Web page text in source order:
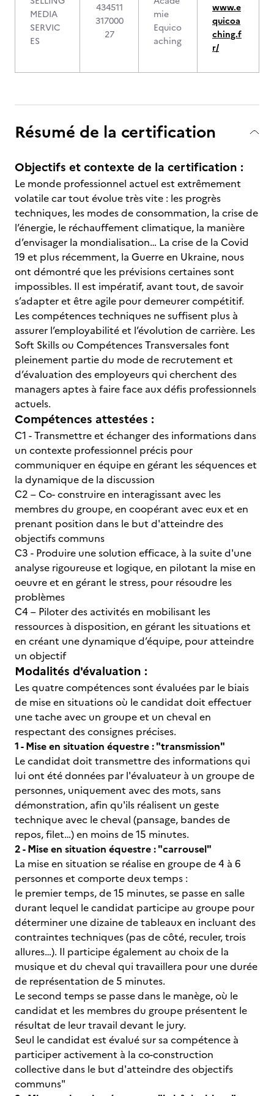
MEDIA
SERVIC
ES
434511
317000
27
mie
Equico
aching
www.e
quicoa
ching.f
r/
Résumé de la certification
Objectifs et contexte de la certification :
Le monde professionnel actuel est extrêmement
volatile car tout évolue très vite : les progrès
techniques, les modes de consommation, la crise de
l’énergie, le réchauffement climatique, la manière
d’envisager la mondialisation… La crise de la Covid
19 et plus récemment, la Guerre en Ukraine, nous
ont démontré que les prévisions certaines sont
impossibles. Il est impératif, avant tout, de savoir
s’adapter et être agile pour demeurer compétitif.
Les compétences techniques ne suffisent plus à
assurer l’employabilité et l’évolution de carrière. Les
Soft Skills ou Compétences Transversales font
pleinement partie du mode de recrutement et
d’évaluation des employeurs qui cherchent des
managers aptes à faire face aux défis professionnels
actuels.
Compétences attestées :
C1 - Transmettre et échanger des informations dans
un contexte professionnel précis pour
communiquer en équipe en gérant les séquences et
la dynamique de la discussion
C2 – Co- construire en interagissant avec les
membres du groupe, en coopérant avec eux et en
prenant position dans le but d'atteindre des
objectifs communs
C3 - Produire une solution efficace, à la suite d'une
analyse rigoureuse et logique, en pilotant la mise en
oeuvre et en gérant le stress, pour résoudre les
problèmes
C4 – Piloter des activités en mobilisant les
ressources à disposition, en gérant les situations et
en créant une dynamique d’équipe, pour atteindre
un objectif
Modalités d'évaluation :
Les quatre compétences sont évaluées par le biais
de mise en situations où le candidat doit effectuer
une tache avec un groupe et un cheval en
respectant des consignes précises.
1 - Mise en situation équestre : "transmission"
Le candidat doit transmettre des informations qui
lui ont été données par l'évaluateur à un groupe de
personnes, uniquement avec des mots, sans
démonstration, afin qu'ils réalisent un geste
technique avec le cheval (pansage, bandes de
repos, filet…) en moins de 15 minutes.
2 - Mise en situation équestre : "carrousel"
La mise en situation se réalise en groupe de 4 à 6
personnes et comporte deux temps :
le premier temps, de 15 minutes, se passe en salle
durant lequel le candidat participe au groupe pour
déterminer une dizaine de tableaux en incluant des
contraintes techniques (pas de côté, reculer, trois
allures…). Il participe également au choix de la
musique et du cheval qui travaillera pour une durée
de représentation de 5 minutes.
Le second temps se passe dans le manège, où le
candidat et les membres du groupe présentent le
résultat de leur travail devant le jury.
Seul le candidat est évalué sur sa compétence à
participer activement à la co-construction
collective dans le but d'atteindre des objectifs
communs"